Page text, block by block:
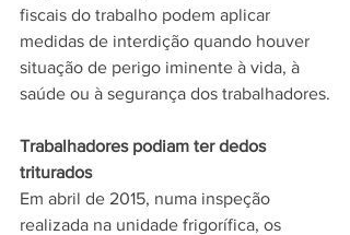
fiscais do trabalho podem aplicar
medidas de interdição quando houver
situação de perigo iminente à vida, à
saúde ou à segurança dos trabalhadores.
Trabalhadores podiam ter dedos
triturados
Em abril de 2015, numa inspeção
realizada na unidade frigorífica, os